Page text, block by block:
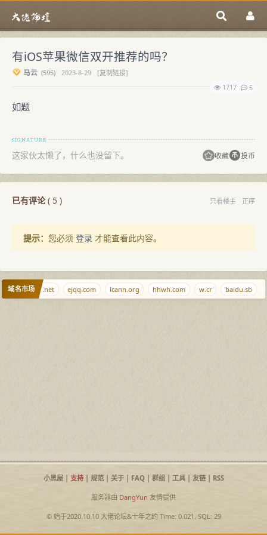
有iOS苹果微信双开推荐的吗？
马云 (595) 2023-8-29
[复制链接]
1717
5
如题
这家伙太懒了，什么也没留下。 收藏 投币
已有评论( 5 ) 只看楼主 正序
提示： 您必须 登录 才能查看此内容。
域名市场
haimen.net ejqq.com lcann.org hhwh.com w.cr baidu.sb
小黑屋| 支持| 规范| 关于| FAQ| 群组| 工具| 友链| RSS
服务器由 DangYun 友情提供
© 始于2020.10.10 大佬论坛&十年之约Time: 0.021, SQL: 29